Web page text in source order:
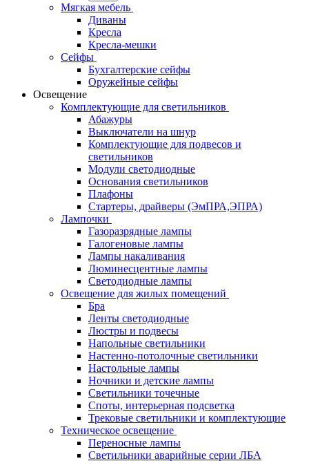
Мягкая мебель
Диваны
Кресла
Кресла-мешки
Сейфы
Бухгалтерские сейфы
Оружейные сейфы
Освещение
Комплектующие для светильников
Абажуры
Выключатели на шнур
Комплектующие для подвесов и
светильников
Модули светодиодные
Основания светильников
Плафоны
Стартеры, драйверы (ЭмПРА,ЭПРА)
Лампочки
Газоразрядные лампы
Галогеновые лампы
Лампы накаливания
Люминесцентные лампы
Светодиодные лампы
Освещение для жилых помещений
Бра
Ленты светодиодные
Люстры и подвесы
Напольные светильники
Настенно-потолочные светильники
Настольные лампы
Ночники и детские лампы
Светильники точечные
Споты, интерьерная подсветка
Трековые светильники и комплектующие
Техническое освещение
Переносные лампы
Светильники аварийные серии ЛБА